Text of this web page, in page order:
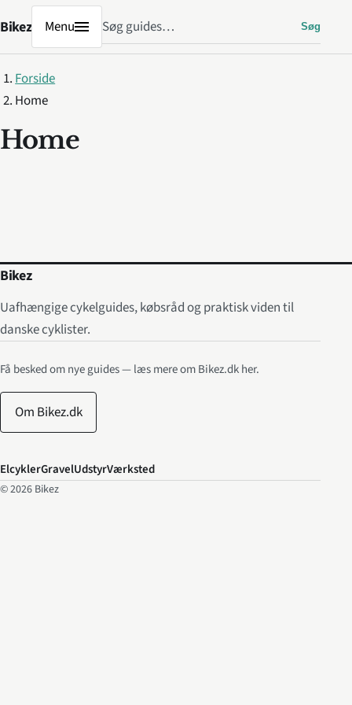
Bikez Søg Søg
Menu
Forside
Home
Home
Bikez
Uafhængige cykelguides, købsråd og praktisk viden til
danske cyklister.
Få besked om nye guides — læs mere om Bikez.dk her.
Om Bikez.dk
ElcyklerGravelUdstyrVærksted
© 2026 Bikez